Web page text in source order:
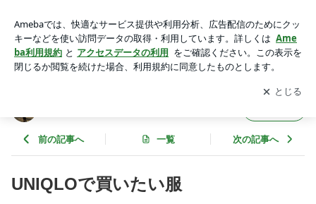
アプリをダウンロードして ブログの更新通知
を受け取りまし
ょう。
開く
前の記事へ 一覧 次の記事へ
UNIQLOで買いたい服